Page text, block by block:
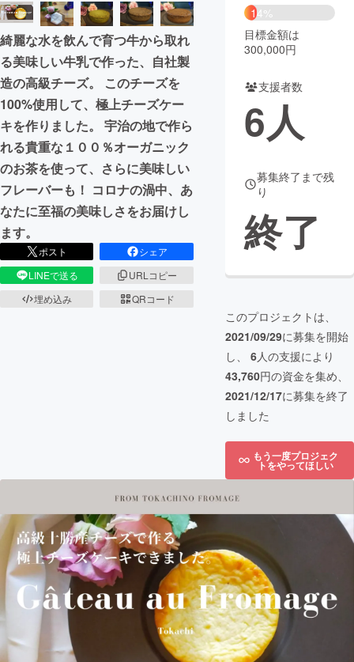
まちづくり・地域活性化
CAMPFIRE for Social Good
CAMPFIRE Creation
CAMPFIREふるさと納税
コミュニティ
綺麗な水を飲んで育つ牛から取れ
る美味しい牛乳で作った、自社製
造の高級チーズ。 このチーズを
100%使用して、極上チーズケー
キを作りました。 宇治の地で作ら
れる貴重な１００％オーガニック
のお茶を使って、さらに美味しい
フレーバーも！ コロナの渦中、あ
なたに至福の美味しさをお届けし
ます。
ポスト
シェア
LINEで送る
URLコピー
埋め込み
QRコード
14%
目標金額は
300,000円
支援者数
6人
募集終了まで残
り
終了
このプロジェクトは、
2021/09/29に募集を開始
し、 6人の支援により
43,760円の資金を集め、
2021/12/17に募集を終了
しました
もう一度プロジェク
トをやってほしい